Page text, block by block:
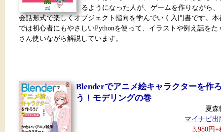
るようになった人が、ゲームを作りながら、
会話形式で楽しくオブジェクト指向を学んでいく入門書です。本
では初心者にもやさしいPythonを使って、イラストや例え話をた
さん使いながら解説しています。
Blenderでアニメ絵キャラクターを作
う！モデリングの巻
夏森
マイナビ出
3,980円+